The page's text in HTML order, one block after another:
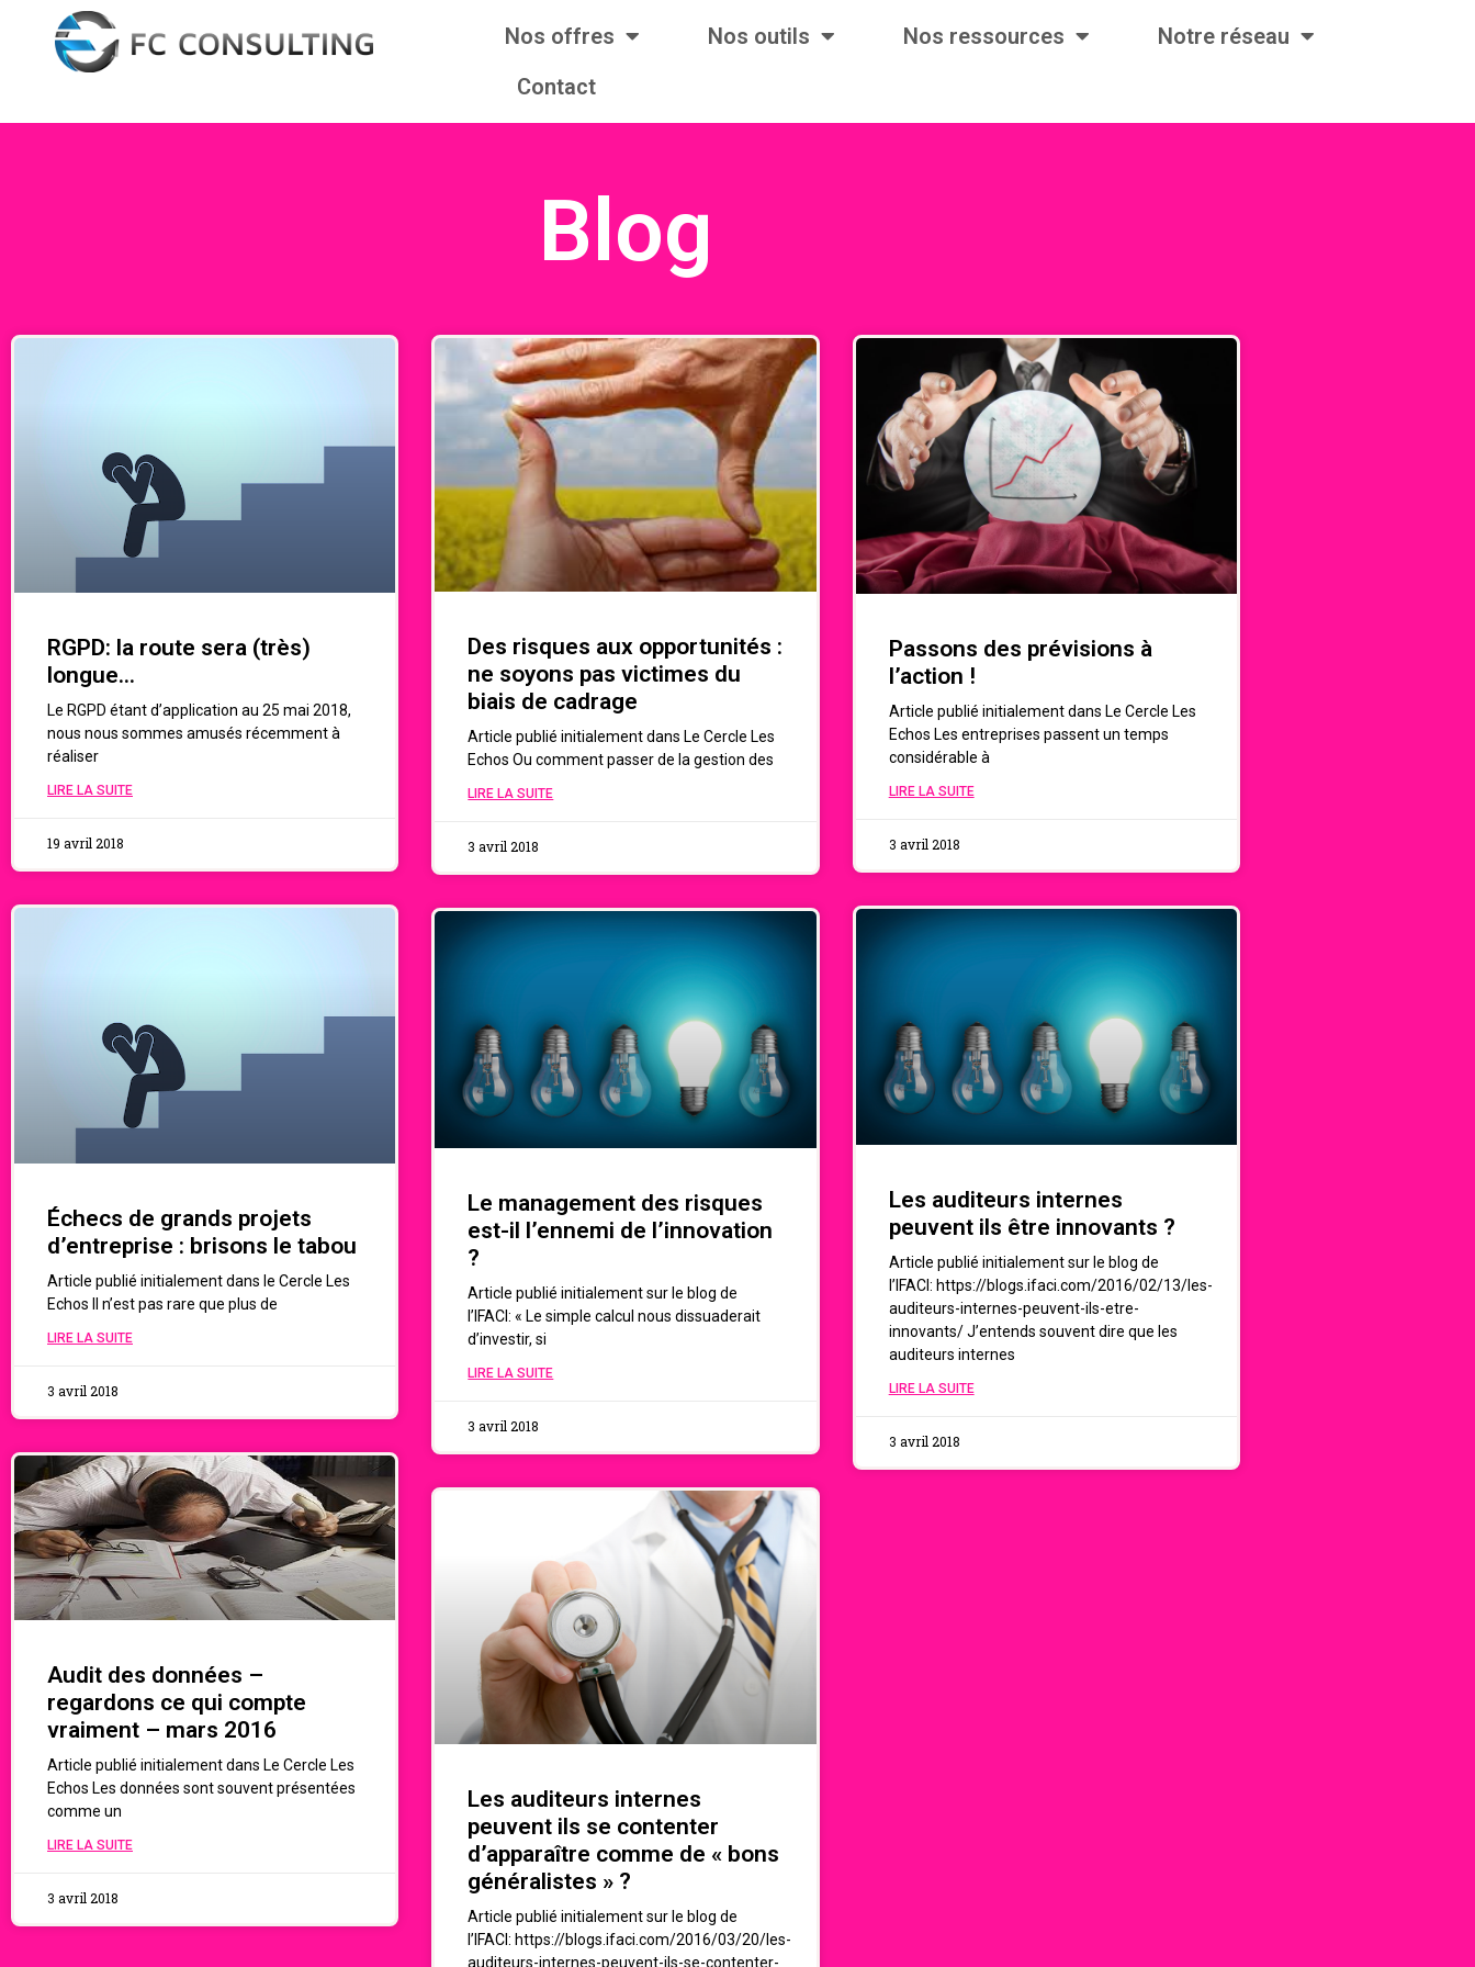
Nos offres Nos outils Nos ressources
Notre réseau
Contact
Blog
RGPD: la route sera (très)
longue…
Le RGPD étant d’application au 25 mai 2018,
nous nous sommes amusés récemment à
réaliser
LIRE LA SUITE
19 avril 2018
Des risques aux opportunités :
ne soyons pas victimes du
biais de cadrage
Article publié initialement dans Le Cercle Les
Echos Ou comment passer de la gestion des
LIRE LA SUITE
3 avril 2018
Passons des prévisions à
l’action !
Article publié initialement dans Le Cercle Les
Echos Les entreprises passent un temps
considérable à
LIRE LA SUITE
3 avril 2018
Échecs de grands projets
d’entreprise : brisons le tabou
Article publié initialement dans le Cercle Les
Echos Il n’est pas rare que plus de
LIRE LA SUITE
3 avril 2018
Le management des risques
est-il l’ennemi de l’innovation
?
Article publié initialement sur le blog de
l’IFACI: « Le simple calcul nous dissuaderait
d’investir, si
LIRE LA SUITE
3 avril 2018
Les auditeurs internes
peuvent ils être innovants ?
Article publié initialement sur le blog de
l’IFACI: https://blogs.ifaci.com/2016/02/13/les-
auditeurs-internes-peuvent-ils-etre-
innovants/ J’entends souvent dire que les
auditeurs internes
LIRE LA SUITE
3 avril 2018
Audit des données –
regardons ce qui compte
vraiment – mars 2016
Article publié initialement dans Le Cercle Les
Echos Les données sont souvent présentées
comme un
LIRE LA SUITE
3 avril 2018
Les auditeurs internes
peuvent ils se contenter
d’apparaître comme de « bons
généralistes » ?
Article publié initialement sur le blog de
l’IFACI: https://blogs.ifaci.com/2016/03/20/les-
auditeurs-internes-peuvent-ils-se-contenter-